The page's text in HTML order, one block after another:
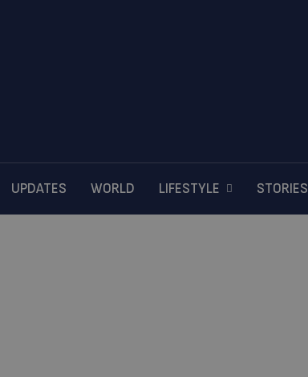
UPDATES WORLD LIFESTYLE STORIES